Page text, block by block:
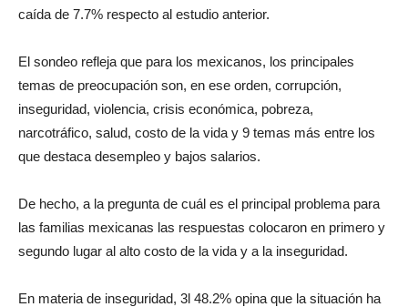
caída de 7.7% respecto al estudio anterior.
El sondeo refleja que para los mexicanos, los principales
temas de preocupación son, en ese orden, corrupción,
inseguridad, violencia, crisis económica, pobreza,
narcotráfico, salud, costo de la vida y 9 temas más entre los
que destaca desempleo y bajos salarios.
De hecho, a la pregunta de cuál es el principal problema para
las familias mexicanas las respuestas colocaron en primero y
segundo lugar al alto costo de la vida y a la inseguridad.
En materia de inseguridad, 3l 48.2% opina que la situación ha